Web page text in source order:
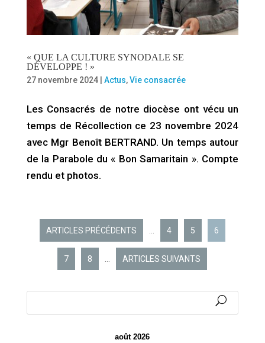
« QUE LA CULTURE SYNODALE SE
DÉVELOPPE ! »
27 novembre 2024| Actus,Vie consacrée
Les Consacrés de notre diocèse ont vécu un
temps de Récollection ce 23 novembre 2024
avec Mgr Benoît BERTRAND. Un temps autour
de la Parabole du « Bon Samaritain ». Compte
rendu et photos.
ARTICLES PRÉCÉDENTS 4 5 6
7 8 ARTICLES SUIVANTS
août 2026